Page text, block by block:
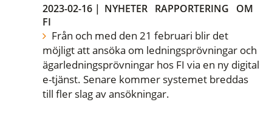
2023-02-16 | NYHETER RAPPORTERING
OM
FI
Från och med den 21 februari blir det
möjligt att ansöka om ledningsprövningar och
ägarledningsprövningar hos FI via en ny digital
e-tjänst. Senare kommer systemet breddas
till fler slag av ansökningar.